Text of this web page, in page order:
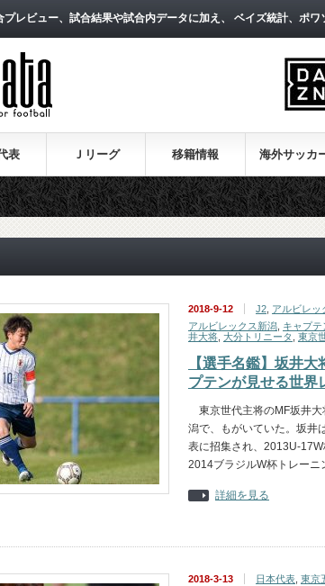
レビュー、試合結果や試合内データに加え、 ベイズ統計、ポワ
表 Ｊリーグ 移籍情報 海外サッカ
ロシ
2018-9-12 J2 アルビレッ
アルビレックス新潟 キャプテ
井大将 大分トリニータ 東京
【選手名鑑】坂井
プテンが見せる世界
東京世代主将のMF坂井大
潟で、もがいていた。坂井
表に招集され、2013U-17W
2014ブラジルW杯トレー
詳細を見る
2018-3-13 日本代表 東京